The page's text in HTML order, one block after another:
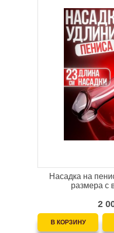
Насадка на
размера с
2